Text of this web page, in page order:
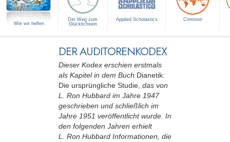
Wie wir helfen
Der Weg zum
Glücklichsein
Applied Scholastics Criminon
DER AUDITORENKODEX
Dieser Kodex erschien erstmals
als Kapitel in dem Buch Dianetik:
Die ursprüngliche Studie, das von
L. Ron Hubbard im Jahre 1947
geschrieben und schließlich im
Jahre 1951 veröffentlicht wurde. In
den folgenden Jahren erhielt
L. Ron Hubbard Informationen, die